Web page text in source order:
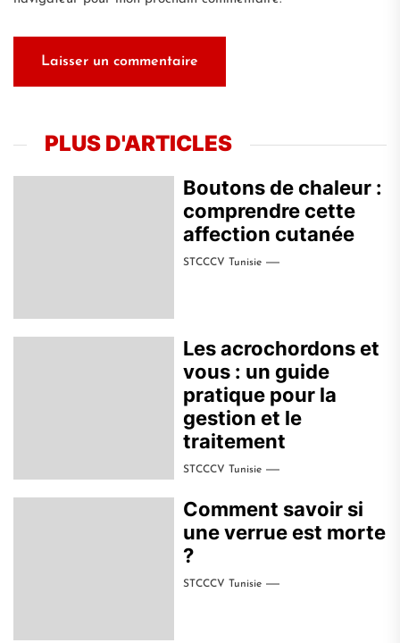
PLUS D'ARTICLES
Boutons de chaleur :
comprendre cette
affection cutanée
STCCCV Tunisie
Les acrochordons et
vous : un guide
pratique pour la
gestion et le
traitement
STCCCV Tunisie
Comment savoir si
une verrue est morte
?
STCCCV Tunisie